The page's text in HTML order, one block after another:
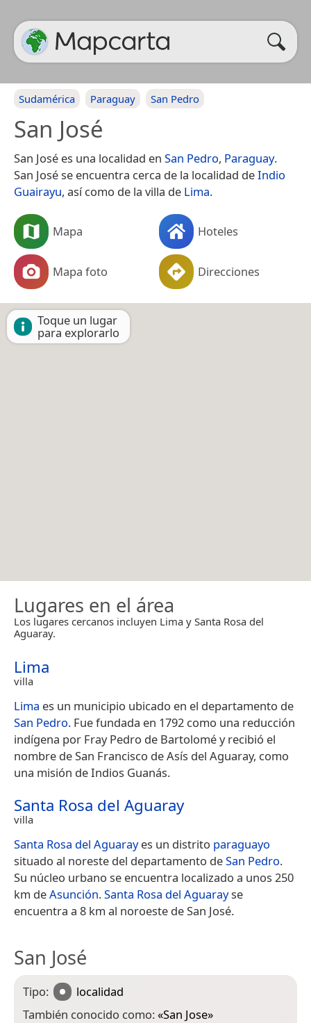
Sudamérica Paraguay San Pedro
San José
San José es una localidad en San Pedro, Paraguay.
San José se encuentra cerca de la localidad deIndio
Guairayu, así como de la villa de Lima.
Mapa Hoteles
Mapa foto Direcciones
Toque un lugar
para explorarlo
Lugares en el área
Los lugares cercanos incluyen Lima y Santa Rosa del
Aguaray.
Lima
villa
Lima es un municipio ubicado en el departamento de
San Pedro. Fue fundada en 1792 como una reducción
indígena por Fray Pedro de Bartolomé y recibió el
nombre de San Francisco de Asís del Aguaray, como
una misión de Indios Guanás.
Santa Rosa del Aguaray
villa
Santa Rosa del Aguarayes un distrito paraguayo
situado al noreste del departamento deSan Pedro.
Su núcleo urbano se encuentra localizado a unos 250
km deAsunción.Santa Rosa del Aguarayse
encuentra a 8 km al noroeste de San José.
San José
Tipo:
localidad
También conocido como:«San Jose»